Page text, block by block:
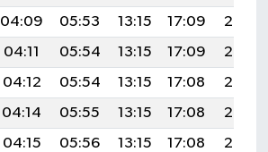
04:09 05:53 13:15 17:09
20:28
04:11 05:54 13:15 17:09
20:27
04:12 05:54 13:15 17:08
20:26
04:14 05:55 13:15 17:08
20:25
04:15 05:56 13:15 17:08
20:24